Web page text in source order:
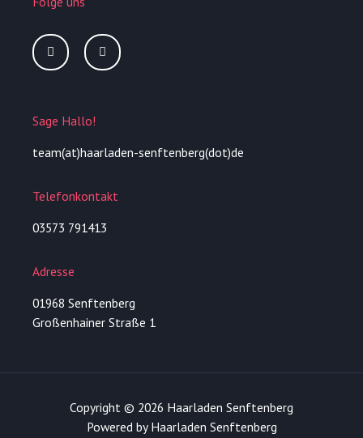
I
n
t
a
F
a
e
f
Sage Hallo!
team(at)haarladen-senftenberg(dot)de
Telefonkontakt
03573 791413
Adresse
01968 Senftenberg
Großenhainer Straße 1
Copyright © 2026 Haarladen Senftenberg
Powered by Haarladen Senftenberg